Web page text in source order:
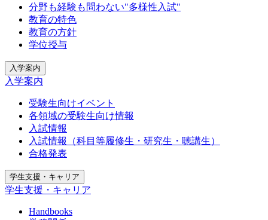
分野も経験も問わない"多様性入試"
教育の特色
教育の方針
学位授与
入学案内
入学案内
受験生向けイベント
各領域の受験生向け情報
入試情報
入試情報（科目等履修生・研究生・聴講生）
合格発表
学生支援・キャリア
学生支援・キャリア
Handbooks